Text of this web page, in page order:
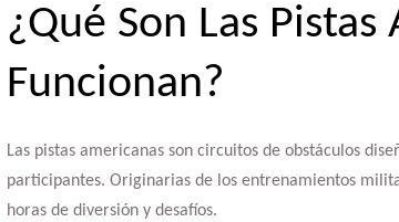
¿Qué Son Las
Funcionan?
Las pistas americanas son circuitos de obstáculos
participantes. Originarias de los entrenamientos
horas de diversión y desafíos.